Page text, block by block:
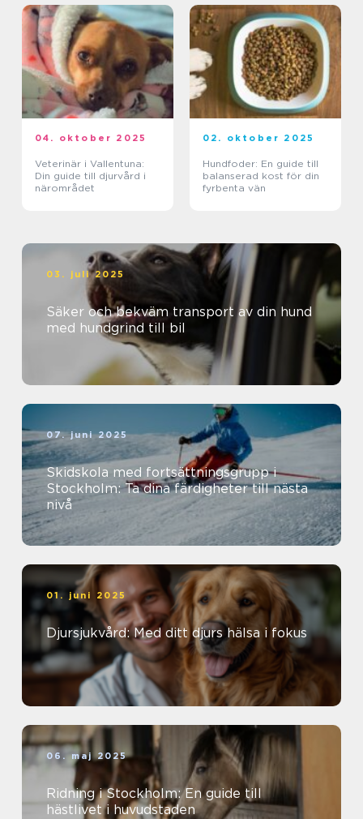
04. oktober 2025
Veterinär i Vallentuna:
Din guide till djurvård i
närområdet
02. oktober 2025
Hundfoder: En guide till
balanserad kost för din
fyrbenta vän
03. juli 2025
Säker och bekväm transport av din hund
med hundgrind till bil
07. juni 2025
Skidskola med fortsättningsgrupp i
Stockholm: Ta dina färdigheter till nästa
nivå
01. juni 2025
Djursjukvård: Med ditt djurs hälsa i fokus
06. maj 2025
Ridning i Stockholm: En guide till
hästlivet i huvudstaden